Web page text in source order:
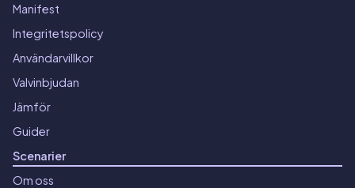
Manifest
Integritetspolicy
Användarvillkor
Valvinbjudan
Jämför
Guider
Scenarier
Om oss